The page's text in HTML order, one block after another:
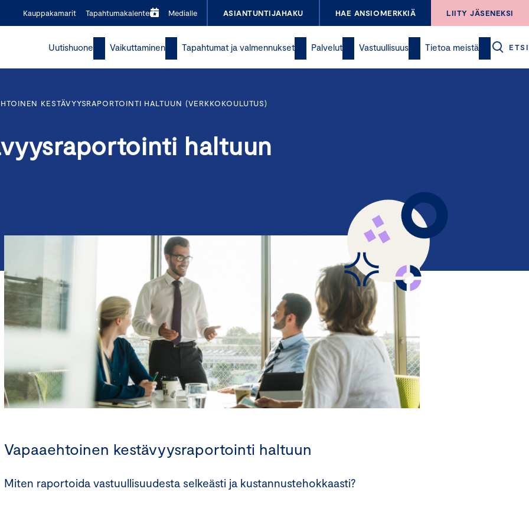
Kauppakamarit Tapahtumakalenteri Medialle ASIANTUNTIJAHAKU HAE ANSIOMERKKIÄ LIITY JÄSENEKSI
Uutishuone Vaikuttaminen Tapahtumat ja valmennukset Palvelut Vastuullisuus Tietoa meistä ETSI
KESTÄVYYSRAPORTOINTI HALTUUN (VERKKOKOULUTUS)
haltuun
Vapaaehtoinen kestävyysraportointi haltuun
Miten raportoida vastuullisuudesta selkeästi ja kustannustehokkaasti?